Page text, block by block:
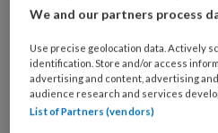
© Pexels/Puwadon Sang-ngern
De verbazingwekkende
schrijnend. Reacties als:
ouwe man ontsnapt uit
Daar moeten toch
We and our partners process
Use precise geolocation data. Actively
identification. Store and/or access
advertising and content, advertising
audience research and services
List of Partners (vendors)